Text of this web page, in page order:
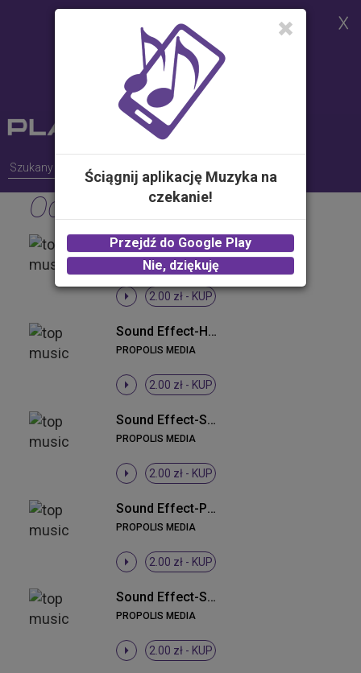
celu realizacji usług i zgodnie z
Polityką Plików Cookies.
Możesz określić warunki
przechowywania lub dostępu do
plików cookies w Twojej
przeglądarce
Odgłosy
Sound Effect-Krzyk przerażenia
PROPOLIS MEDIA
2.00 zł - KUP
Sound Effect-Horror
PROPOLIS MEDIA
2.00 zł - KUP
Sound Effect-Saksofon
PROPOLIS MEDIA
2.00 zł - KUP
Sound Effect-Ptaszek
PROPOLIS MEDIA
2.00 zł - KUP
Sound Effect-Sukces
PROPOLIS MEDIA
2.00 zł - KUP
Ściągnij aplikację Muzyka na
czekanie!
Przejdź do Google Play
Nie, dziękuję